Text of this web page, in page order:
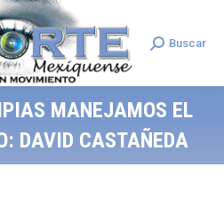
Search:
Buscar
MANEJAMOS EL
DAVID CASTAÑEDA